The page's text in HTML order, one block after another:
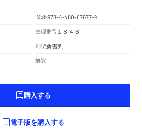
ISBN978-4-480-07677-9
整理番号 １８４８
判型新書判
解説
購入する
電子版を購入する